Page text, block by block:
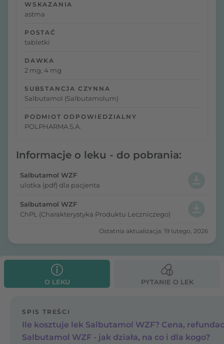
WSKAZANIA
astma
POSTAĆ
tabletki
DAWKA
2 mg, 4 mg
SUBSTANCJA CZYNNA
Salbutamol (Salbutamolum)
PODMIOT ODPOWIEDZIALNY
POLPHARMA S.A.
Informacje o leku - do pobrania:
Salbutamol WZF
ulotka (pdf) dla pacjenta
Salbutamol WZF
ChPL (Charakterystyka Produktu Leczniczego)
Ostatnia aktualizacja: 19 lutego, 2026
O LEKU PYTANIE O LEK
SPIS TREŚCI
Ile kosztuje lek Salbutamol WZF? Cena,
Salbutamol WZF - jak działa, na co i dla kogo?